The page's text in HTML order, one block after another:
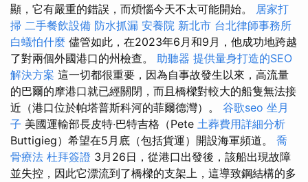
顯，它有嚴重的錯誤，而煩惱今天不太可能開始。 居家打
掃 二手餐飲設備 防水抓漏 安養院 新北市 台北律師事務所
白蟻怕什麼 儘管如此，在2023年6月和9月，他成功地跨越
了對兩個外國港口的州檢查。 助聽器 提供量身打造的SEO
解決方案 這一切都很重要，因為自事故發生以來，高流量
的巴爾的摩港口就已經關閉，而且橋樑對較大的船隻無法接
近（港口位於帕塔普斯科河的菲爾德灣）。 谷歌seo 坐月
子 美國運輸部長皮特·巴特吉格（Pete 土葬費用詳細分析
Buttigieg）希望在5月底（包括貨運）開設海軍頻道。 喬
骨療法 杜拜簽證 3月26日，從港口出發後，該船出現故障
並失控，因此它漂流到了橋樑的支架上，這導致鋼結構的多